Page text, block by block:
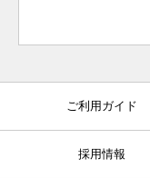
ご利用ガイド
採用情報